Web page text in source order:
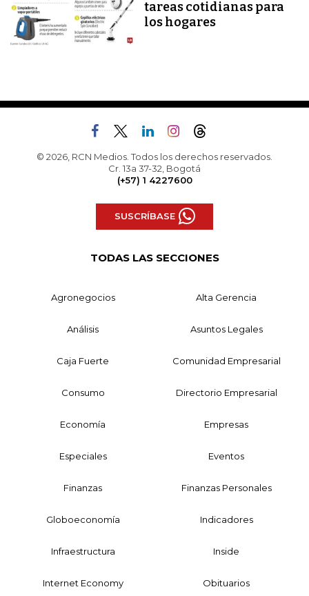
tareas cotidianas para
los hogares
© 2026, RCN Medios. Todos los derechos reservados.
Cr. 13a 37-32, Bogotá
(+57) 1 4227600
SUSCRÍBASE
TODAS LAS SECCIONES
Agronegocios Alta Gerencia
Análisis Asuntos Legales
Caja Fuerte Comunidad Empresarial
Consumo Directorio Empresarial
Economía Empresas
Especiales Eventos
Finanzas Finanzas Personales
Globoeconomía Indicadores
Infraestructura Inside
Internet Economy Obituarios